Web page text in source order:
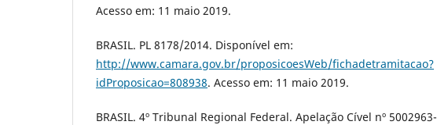
Acesso em: 11 maio 2019.
BRASIL. PL 8178/2014. Disponível em:
http://www.camara.gov.br/proposicoesWeb/fichadetramitacao?
idProposicao=808938. Acesso em: 11 maio 2019.
BRASIL. 4º Tribunal Regional Federal. Apelação Cível nº 5002963-